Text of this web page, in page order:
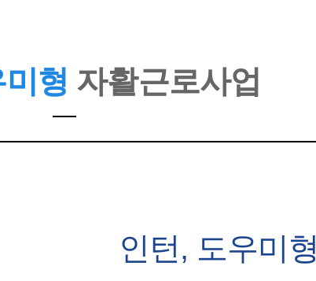
형 자활근로사업
인턴, 도우미형